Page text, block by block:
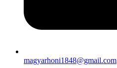
magyarhoni1848@gmail.com